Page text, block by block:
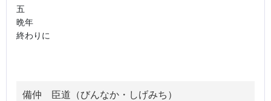
五
晩年
終わりに
備仲 臣道（びんなか・しげみち）